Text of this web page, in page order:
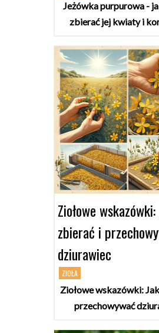
Jeżówka purpurowa -
zbierać jej kwiaty i
Ziołowe
zbierać i
dziurawiec
ZIOŁA
Ziołowe wskazówki:
przechowywać